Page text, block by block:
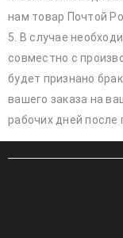
нам товар Почтой
5. В случае
совместно с
будет признано
вашего заказа на
рабочих дней после